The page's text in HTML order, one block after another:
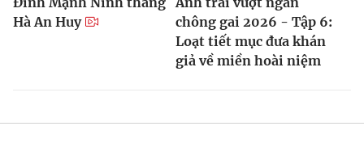
Hà An Huy
chông gai 2026 - Tập 6:
Loạt tiết mục đưa khán
giả về miền hoài niệm